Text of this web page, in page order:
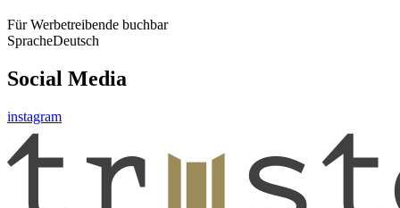
Für Werbetreibende buchbar
SpracheDeutsch
Social Media
instagram